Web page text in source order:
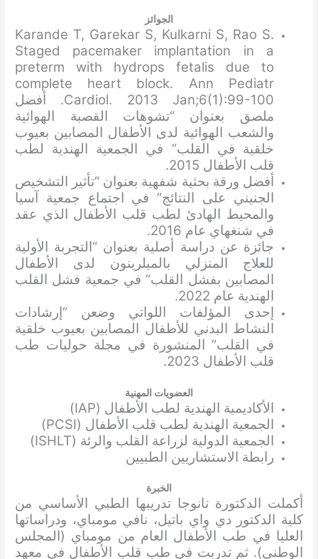
الجوائز
Karande T, Garekar S, Kulkarni S, Rao S.
Staged pacemaker implantation in a
preterm with hydrops fetalis due to
complete heart block. Ann Pediatr
Cardiol. 2013 Jan;6(1):99-100. أفضل
ملصق بعنوان “تشوهات القصبة الهوائية
والشعب الهوائية لدى الأطفال المصابين بعيوب
خلقية في القلب” في الجمعية الهندية لطب
قلب الأطفال 2015.
أفضل ورقة بحثية شفهية بعنوان “تأثير التشخيص
الجنيني على النتائج” في اجتماع جمعية آسيا
والمحيط الهادئ لطب قلب الأطفال الذي عقد
في شنغهاي عام 2016.
جائزة عن دراسة أصلية بعنوان “التجربة الأولية
للعلاج المنزلي بالميلرينون لدى الأطفال
المصابين بفشل القلب” في جمعية فشل القلب
الهندية عام 2022.
إحدى المؤلفات اللواتي وضعن “إرشادات
النشاط البدني للأطفال المصابين بعيوب خلقية
في القلب” المنشورة في مجلة حوليات طب
قلب الأطفال 2023.
العضويات المهنية
الأكاديمية الهندية لطب الأطفال (IAP)
الجمعية الهندية لطب قلب الأطفال (PCSI)
الجمعية الدولية لزراعة القلب والرئة (ISHLT)
رابطة الاستشاريين الطبيين
الخبرة
أكملت الدكتورة تانوجا تدريبها الطبي الأساسي من
كلية الدكتور دي واي باتيل، نافي مومباي، ودراساتها
العليا في طب الأطفال العام من مومباي (المجلس
الوطني). ثم تدربت في طب قلب الأطفال في معهد